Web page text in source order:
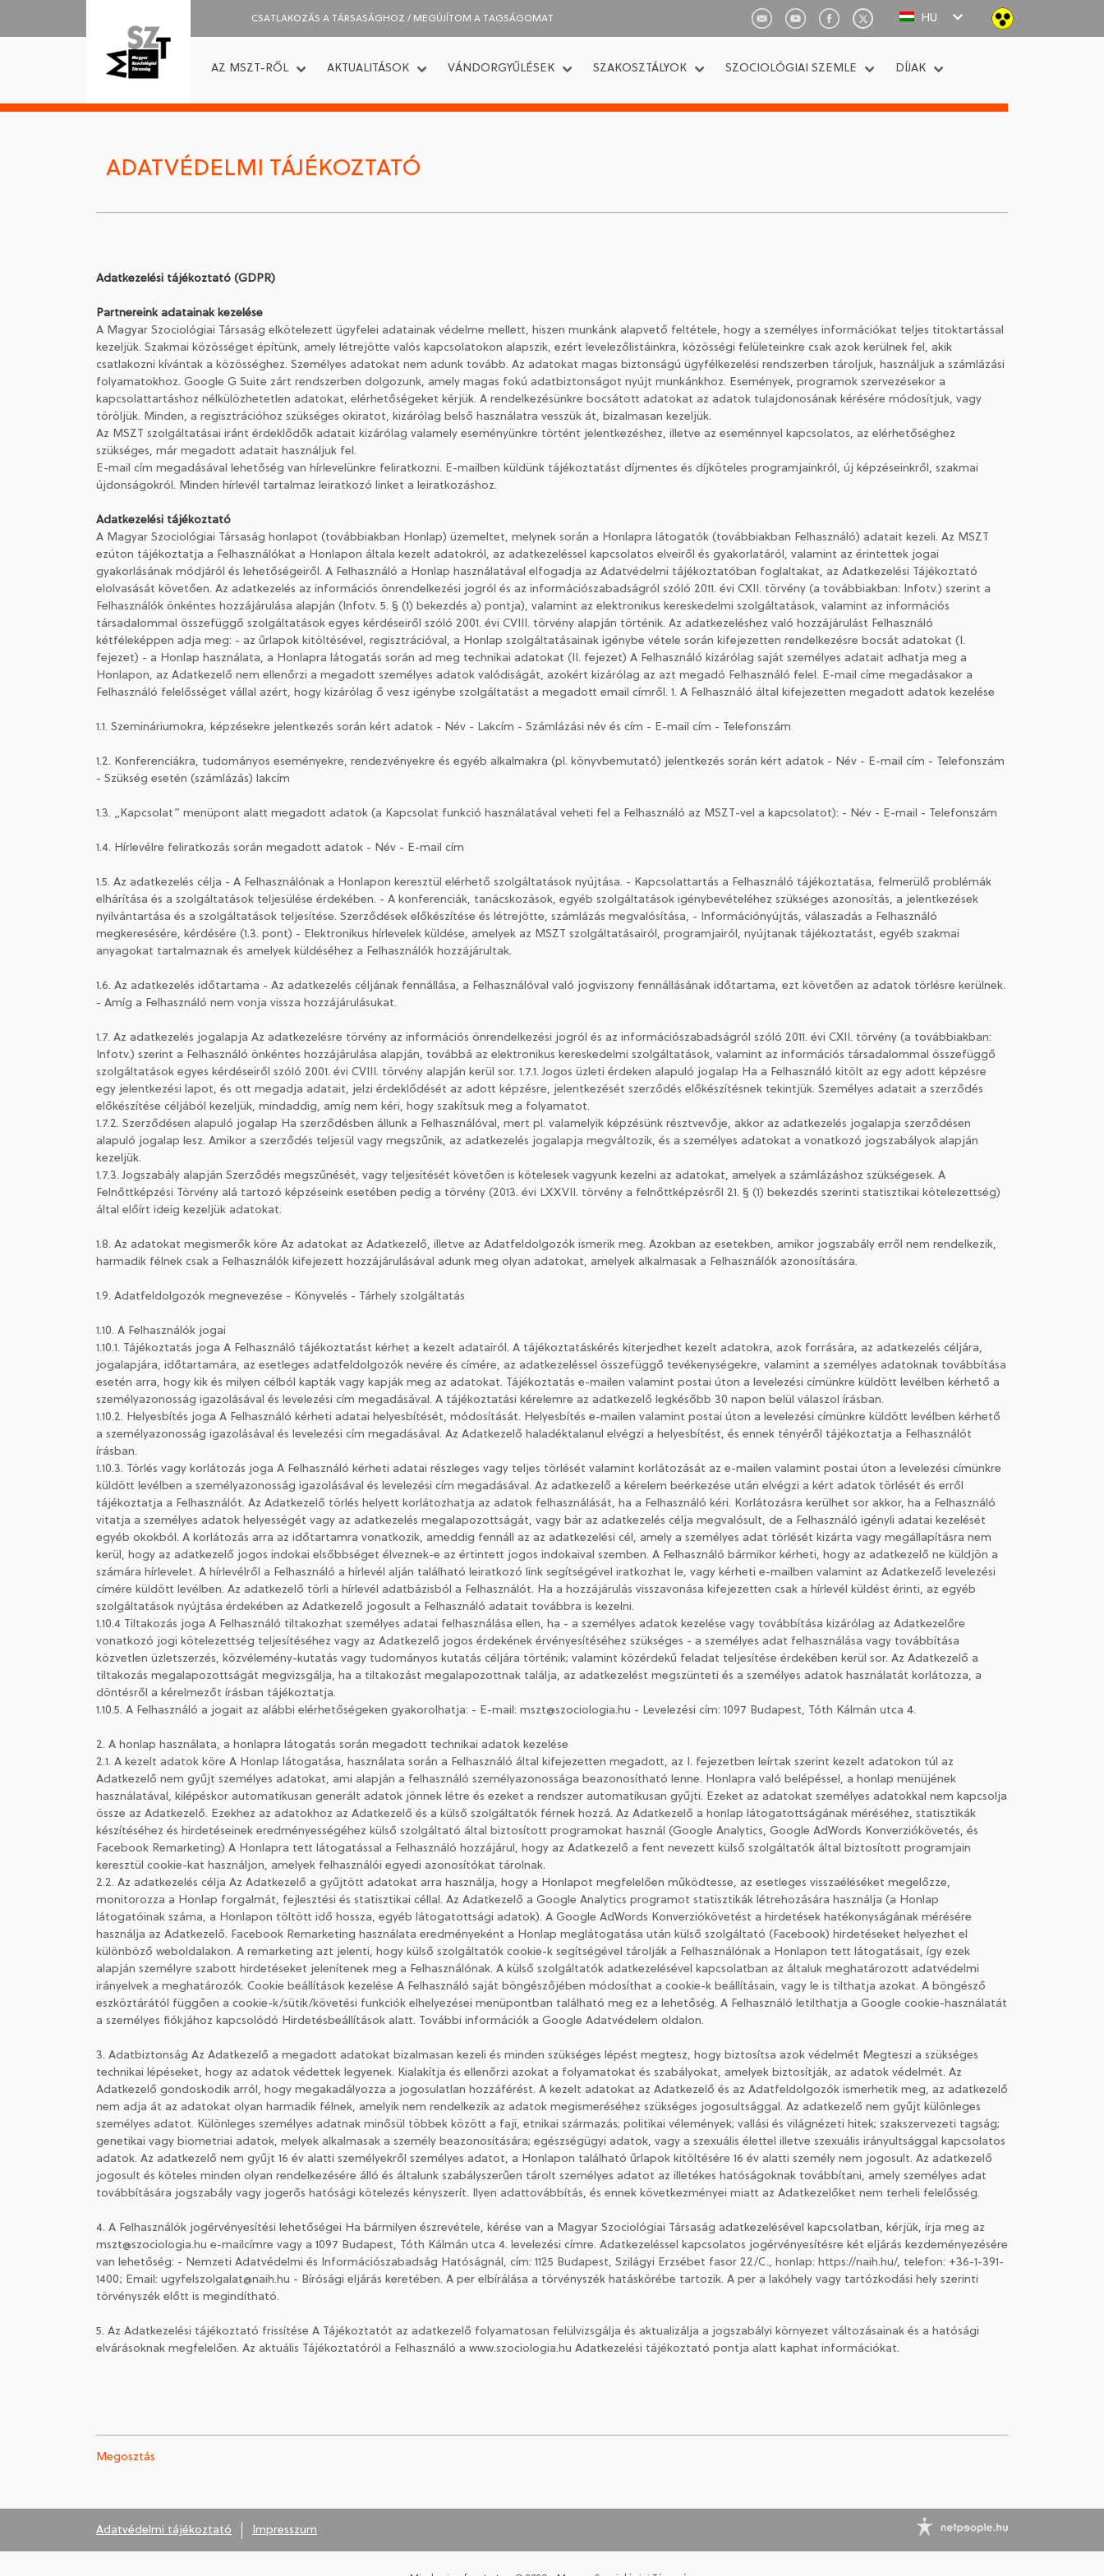
CSATLAKOZÁS A TÁRSASÁGHOZ / MEGÚJÍTOM A TAGSÁGOMAT HU
AZ MSZT-RŐL AKTUALITÁSOK VÁNDORGYŰLÉSEK SZAKOSZTÁLYOK SZOCIOLÓGIAI SZEMLE DÍJAK
ADATVÉDELMI TÁJÉKOZTATÓ
Adatkezelési tájékoztató (GDPR)
Partnereink adatainak kezelése
A Magyar Szociológiai Társaság elkötelezett ügyfelei adatainak védelme mellett, hiszen munkánk alapvető feltétele, hogy a személyes információkat teljes titoktartással
kezeljük. Szakmai közösséget építünk, amely létrejötte valós kapcsolatokon alapszik, ezért levelezőlistáinkra, közösségi felületeinkre csak azok kerülnek fel, akik
csatlakozni kívántak a közösséghez. Személyes adatokat nem adunk tovább. Az adatokat magas biztonságú ügyfélkezelési rendszerben tároljuk, használjuk a számlázási
folyamatokhoz. Google G Suite zárt rendszerben dolgozunk, amely magas fokú adatbiztonságot nyújt munkánkhoz. Események, programok szervezésekor a
kapcsolattartáshoz nélkülözhetetlen adatokat, elérhetőségeket kérjük. A rendelkezésünkre bocsátott adatokat az adatok tulajdonosának kérésére módosítjuk, vagy
töröljük. Minden, a regisztrációhoz szükséges okiratot, kizárólag belső használatra vesszük át, bizalmasan kezeljük.
Az MSZT szolgáltatásai iránt érdeklődők adatait kizárólag valamely eseményünkre történt jelentkezéshez, illetve az eseménnyel kapcsolatos, az elérhetőséghez
szükséges, már megadott adatait használjuk fel.
E-mail cím megadásával lehetőség van hírlevelünkre feliratkozni. E-mailben küldünk tájékoztatást díjmentes és díjköteles programjainkról, új képzéseinkről, szakmai
újdonságokról. Minden hírlevél tartalmaz leiratkozó linket a leiratkozáshoz.
Adatkezelési tájékoztató
A Magyar Szociológiai Társaság honlapot (továbbiakban Honlap) üzemeltet, melynek során a Honlapra látogatók (továbbiakban Felhasználó) adatait kezeli. Az MSZT
ezúton tájékoztatja a Felhasználókat a Honlapon általa kezelt adatokról, az adatkezeléssel kapcsolatos elveiről és gyakorlatáról, valamint az érintettek jogai
gyakorlásának módjáról és lehetőségeiről. A Felhasználó a Honlap használatával elfogadja az Adatvédelmi tájékoztatóban foglaltakat, az Adatkezelési Tájékoztató
elolvasását követően. Az adatkezelés az információs önrendelkezési jogról és az információszabadságról szóló 2011. évi CXII. törvény (a továbbiakban: Infotv.) szerint a
Felhasználók önkéntes hozzájárulása alapján (Infotv. 5. § (1) bekezdés a) pontja), valamint az elektronikus kereskedelmi szolgáltatások, valamint az információs
társadalommal összefüggő szolgáltatások egyes kérdéseiről szóló 2001. évi CVIII. törvény alapján történik. Az adatkezeléshez való hozzájárulást Felhasználó
kétféleképpen adja meg: - az űrlapok kitöltésével, regisztrációval, a Honlap szolgáltatásainak igénybe vétele során kifejezetten rendelkezésre bocsát adatokat (I.
fejezet) - a Honlap használata, a Honlapra látogatás során ad meg technikai adatokat (II. fejezet) A Felhasználó kizárólag saját személyes adatait adhatja meg a
Honlapon, az Adatkezelő nem ellenőrzi a megadott személyes adatok valódiságát, azokért kizárólag az azt megadó Felhasználó felel. E-mail címe megadásakor a
Felhasználó felelősséget vállal azért, hogy kizárólag ő vesz igénybe szolgáltatást a megadott email címről. 1. A Felhasználó által kifejezetten megadott adatok kezelése
1.1. Szemináriumokra, képzésekre jelentkezés során kért adatok - Név - Lakcím - Számlázási név és cím - E-mail cím - Telefonszám
1.2. Konferenciákra, tudományos eseményekre, rendezvényekre és egyéb alkalmakra (pl. könyvbemutató) jelentkezés során kért adatok - Név - E-mail cím - Telefonszám
- Szükség esetén (számlázás) lakcím
1.3. „Kapcsolat” menüpont alatt megadott adatok (a Kapcsolat funkció használatával veheti fel a Felhasználó az MSZT-vel a kapcsolatot): - Név - E-mail - Telefonszám
1.4. Hírlevélre feliratkozás során megadott adatok - Név - E-mail cím
1.5. Az adatkezelés célja - A Felhasználónak a Honlapon keresztül elérhető szolgáltatások nyújtása. - Kapcsolattartás a Felhasználó tájékoztatása, felmerülő problémák
elhárítása és a szolgáltatások teljesülése érdekében. - A konferenciák, tanácskozások, egyéb szolgáltatások igénybevételéhez szükséges azonosítás, a jelentkezések
nyilvántartása és a szolgáltatások teljesítése. Szerződések előkészítése és létrejötte, számlázás megvalósítása, - Információnyújtás, válaszadás a Felhasználó
megkeresésére, kérdésére (1.3. pont) - Elektronikus hírlevelek küldése, amelyek az MSZT szolgáltatásairól, programjairól, nyújtanak tájékoztatást, egyéb szakmai
anyagokat tartalmaznak és amelyek küldéséhez a Felhasználók hozzájárultak.
1.6. Az adatkezelés időtartama - Az adatkezelés céljának fennállása, a Felhasználóval való jogviszony fennállásának időtartama, ezt követően az adatok törlésre kerülnek.
- Amíg a Felhasználó nem vonja vissza hozzájárulásukat.
1.7. Az adatkezelés jogalapja Az adatkezelésre törvény az információs önrendelkezési jogról és az információszabadságról szóló 2011. évi CXII. törvény (a továbbiakban:
Infotv.) szerint a Felhasználó önkéntes hozzájárulása alapján, továbbá az elektronikus kereskedelmi szolgáltatások, valamint az információs társadalommal összefüggő
szolgáltatások egyes kérdéseiről szóló 2001. évi CVIII. törvény alapján kerül sor. 1.7.1. Jogos üzleti érdeken alapuló jogalap Ha a Felhasználó kitölt az egy adott képzésre
egy jelentkezési lapot, és ott megadja adatait, jelzi érdeklődését az adott képzésre, jelentkezését szerződés előkészítésnek tekintjük. Személyes adatait a szerződés
előkészítése céljából kezeljük, mindaddig, amíg nem kéri, hogy szakítsuk meg a folyamatot.
1.7.2. Szerződésen alapuló jogalap Ha szerződésben állunk a Felhasználóval, mert pl. valamelyik képzésünk résztvevője, akkor az adatkezelés jogalapja szerződésen
alapuló jogalap lesz. Amikor a szerződés teljesül vagy megszűnik, az adatkezelés jogalapja megváltozik, és a személyes adatokat a vonatkozó jogszabályok alapján
kezeljük.
1.7.3. Jogszabály alapján Szerződés megszűnését, vagy teljesítését követően is kötelesek vagyunk kezelni az adatokat, amelyek a számlázáshoz szükségesek. A
Felnőttképzési Törvény alá tartozó képzéseink esetében pedig a törvény (2013. évi LXXVII. törvény a felnőttképzésről 21. § (1) bekezdés szerinti statisztikai kötelezettség)
által előírt ideig kezeljük adatokat.
1.8. Az adatokat megismerők köre Az adatokat az Adatkezelő, illetve az Adatfeldolgozók ismerik meg. Azokban az esetekben, amikor jogszabály erről nem rendelkezik,
harmadik félnek csak a Felhasználók kifejezett hozzájárulásával adunk meg olyan adatokat, amelyek alkalmasak a Felhasználók azonosítására.
1.9. Adatfeldolgozók megnevezése - Könyvelés - Tárhely szolgáltatás
1.10. A Felhasználók jogai
1.10.1. Tájékoztatás joga A Felhasználó tájékoztatást kérhet a kezelt adatairól. A tájékoztatáskérés kiterjedhet kezelt adatokra, azok forrására, az adatkezelés céljára,
jogalapjára, időtartamára, az esetleges adatfeldolgozók nevére és címére, az adatkezeléssel összefüggő tevékenységekre, valamint a személyes adatoknak továbbítása
esetén arra, hogy kik és milyen célból kapták vagy kapják meg az adatokat. Tájékoztatás e-mailen valamint postai úton a levelezési címünkre küldött levélben kérhető a
személyazonosság igazolásával és levelezési cím megadásával. A tájékoztatási kérelemre az adatkezelő legkésőbb 30 napon belül válaszol írásban.
1.10.2. Helyesbítés joga A Felhasználó kérheti adatai helyesbítését, módosítását. Helyesbítés e-mailen valamint postai úton a levelezési címünkre küldött levélben kérhető
a személyazonosság igazolásával és levelezési cím megadásával. Az Adatkezelő haladéktalanul elvégzi a helyesbítést, és ennek tényéről tájékoztatja a Felhasználót
írásban.
1.10.3. Törlés vagy korlátozás joga A Felhasználó kérheti adatai részleges vagy teljes törlését valamint korlátozását az e-mailen valamint postai úton a levelezési címünkre
küldött levélben a személyazonosság igazolásával és levelezési cím megadásával. Az adatkezelő a kérelem beérkezése után elvégzi a kért adatok törlését és erről
tájékoztatja a Felhasználót. Az Adatkezelő törlés helyett korlátozhatja az adatok felhasználását, ha a Felhasználó kéri. Korlátozásra kerülhet sor akkor, ha a Felhasználó
vitatja a személyes adatok helyességét vagy az adatkezelés megalapozottságát, vagy bár az adatkezelés célja megvalósult, de a Felhasználó igényli adatai kezelését
egyéb okokból. A korlátozás arra az időtartamra vonatkozik, ameddig fennáll az az adatkezelési cél, amely a személyes adat törlését kizárta vagy megállapításra nem
kerül, hogy az adatkezelő jogos indokai elsőbbséget élveznek-e az értintett jogos indokaival szemben. A Felhasználó bármikor kérheti, hogy az adatkezelő ne küldjön a
számára hírlevelet. A hírlevélről a Felhasználó a hírlevél alján található leiratkozó link segítségével iratkozhat le, vagy kérheti e-mailben valamint az Adatkezelő levelezési
címére küldött levélben. Az adatkezelő törli a hírlevél adatbázisból a Felhasználót. Ha a hozzájárulás visszavonása kifejezetten csak a hírlevél küldést érinti, az egyéb
szolgáltatások nyújtása érdekében az Adatkezelő jogosult a Felhasználó adatait továbbra is kezelni.
1.10.4 Tiltakozás joga A Felhasználó tiltakozhat személyes adatai felhasználása ellen, ha - a személyes adatok kezelése vagy továbbítása kizárólag az Adatkezelőre
vonatkozó jogi kötelezettség teljesítéséhez vagy az Adatkezelő jogos érdekének érvényesítéséhez szükséges - a személyes adat felhasználása vagy továbbítása
közvetlen üzletszerzés, közvélemény-kutatás vagy tudományos kutatás céljára történik; valamint közérdekű feladat teljesítése érdekében kerül sor. Az Adatkezelő a
tiltakozás megalapozottságát megvizsgálja, ha a tiltakozást megalapozottnak találja, az adatkezelést megszünteti és a személyes adatok használatát korlátozza, a
döntésről a kérelmezőt írásban tájékoztatja.
1.10.5. A Felhasználó a jogait az alábbi elérhetőségeken gyakorolhatja: - E-mail: mszt@szociologia.hu - Levelezési cím: 1097 Budapest, Tóth Kálmán utca 4.
2. A honlap használata, a honlapra látogatás során megadott technikai adatok kezelése
2.1. A kezelt adatok köre A Honlap látogatása, használata során a Felhasználó által kifejezetten megadott, az I. fejezetben leírtak szerint kezelt adatokon túl az
Adatkezelő nem gyűjt személyes adatokat, ami alapján a felhasználó személyazonossága beazonosítható lenne. Honlapra való belépéssel, a honlap menüjének
használatával, kilépéskor automatikusan generált adatok jönnek létre és ezeket a rendszer automatikusan gyűjti. Ezeket az adatokat személyes adatokkal nem kapcsolja
össze az Adatkezelő. Ezekhez az adatokhoz az Adatkezelő és a külső szolgáltatók férnek hozzá. Az Adatkezelő a honlap látogatottságának méréséhez, statisztikák
készítéséhez és hirdetéseinek eredményességéhez külső szolgáltató által biztosított programokat használ (Google Analytics, Google AdWords Konverziókövetés, és
Facebook Remarketing) A Honlapra tett látogatással a Felhasználó hozzájárul, hogy az Adatkezelő a fent nevezett külső szolgáltatók által biztosított programjain
keresztül cookie-kat használjon, amelyek felhasználói egyedi azonosítókat tárolnak.
2.2. Az adatkezelés célja Az Adatkezelő a gyűjtött adatokat arra használja, hogy a Honlapot megfelelően működtesse, az esetleges visszaéléséket megelőzze,
monitorozza a Honlap forgalmát, fejlesztési és statisztikai céllal. Az Adatkezelő a Google Analytics programot statisztikák létrehozására használja (a Honlap
látogatóinak száma, a Honlapon töltött idő hossza, egyéb látogatottsági adatok). A Google AdWords Konverziókövetést a hirdetések hatékonyságának mérésére
használja az Adatkezelő. Facebook Remarketing használata eredményeként a Honlap meglátogatása után külső szolgáltató (Facebook) hirdetéseket helyezhet el
különböző weboldalakon. A remarketing azt jelenti, hogy külső szolgáltatók cookie-k segítségével tárolják a Felhasználónak a Honlapon tett látogatásait, így ezek
alapján személyre szabott hirdetéseket jelenítenek meg a Felhasználónak. A külső szolgáltatók adatkezelésével kapcsolatban az általuk meghatározott adatvédelmi
irányelvek a meghatározók. Cookie beállítások kezelése A Felhasználó saját böngészőjében módosíthat a cookie-k beállításain, vagy le is tilthatja azokat. A böngésző
eszköztárától függően a cookie-k/sütik/követési funkciók elhelyezései menüpontban található meg ez a lehetőség. A Felhasználó letilthatja a Google cookie-használatát
a személyes fiókjához kapcsolódó Hirdetésbeállítások alatt. További információk a Google Adatvédelem oldalon.
3. Adatbiztonság Az Adatkezelő a megadott adatokat bizalmasan kezeli és minden szükséges lépést megtesz, hogy biztosítsa azok védelmét Megteszi a szükséges
technikai lépéseket, hogy az adatok védettek legyenek. Kialakítja és ellenőrzi azokat a folyamatokat és szabályokat, amelyek biztosítják, az adatok védelmét. Az
Adatkezelő gondoskodik arról, hogy megakadályozza a jogosulatlan hozzáférést. A kezelt adatokat az Adatkezelő és az Adatfeldolgozók ismerhetik meg, az adatkezelő
nem adja át az adatokat olyan harmadik félnek, amelyik nem rendelkezik az adatok megismeréséhez szükséges jogosultsággal. Az adatkezelő nem gyűjt különleges
személyes adatot. Különleges személyes adatnak minősül többek között a faji, etnikai származás; politikai vélemények; vallási és világnézeti hitek; szakszervezeti tagság;
genetikai vagy biometriai adatok, melyek alkalmasak a személy beazonosítására; egészségügyi adatok, vagy a szexuális élettel illetve szexuális irányultsággal kapcsolatos
adatok. Az adatkezelő nem gyűjt 16 év alatti személyekről személyes adatot, a Honlapon található űrlapok kitöltésére 16 év alatti személy nem jogosult. Az adatkezelő
jogosult és köteles minden olyan rendelkezésére álló és általunk szabályszerűen tárolt személyes adatot az illetékes hatóságoknak továbbítani, amely személyes adat
továbbítására jogszabály vagy jogerős hatósági kötelezés kényszerít. Ilyen adattovábbítás, és ennek következményei miatt az Adatkezelőket nem terheli felelősség.
4. A Felhasználók jogérvényesítési lehetőségei Ha bármilyen észrevétele, kérése van a Magyar Szociológiai Társaság adatkezelésével kapcsolatban, kérjük, írja meg az
mszt@szociologia.hu e-mailcímre vagy a 1097 Budapest, Tóth Kálmán utca 4. levelezési címre. Adatkezeléssel kapcsolatos jogérvényesítésre két eljárás kezdeményezésére
van lehetőség: - Nemzeti Adatvédelmi és Információszabadság Hatóságnál, cím: 1125 Budapest, Szilágyi Erzsébet fasor 22/C., honlap: https://naih.hu/, telefon: +36-1-391-
1400; Email: ugyfelszolgalat@naih.hu - Bírósági eljárás keretében. A per elbírálása a törvényszék hatáskörébe tartozik. A per a lakóhely vagy tartózkodási hely szerinti
törvényszék előtt is megindítható.
5. Az Adatkezelési tájékoztató frissítése A Tájékoztatót az adatkezelő folyamatosan felülvizsgálja és aktualizálja a jogszabályi környezet változásainak és a hatósági
elvárásoknak megfelelően. Az aktuális Tájékoztatóról a Felhasználó a www.szociologia.hu Adatkezelési tájékoztató pontja alatt kaphat információkat.
Megosztás
Adatvédelmi tájékoztató Impresszum